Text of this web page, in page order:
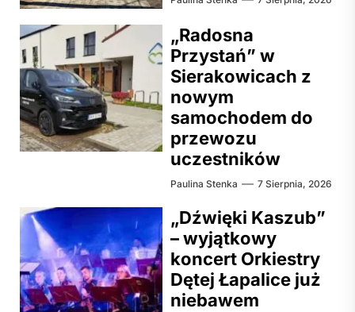
„Radosna
Przystań” w
Sierakowicach z
nowym
samochodem do
przewozu
uczestników
Paulina Stenka 7 Sierpnia, 2026
„Dźwięki Kaszub”
– wyjątkowy
koncert Orkiestry
Dętej Łapalice już
niebawem